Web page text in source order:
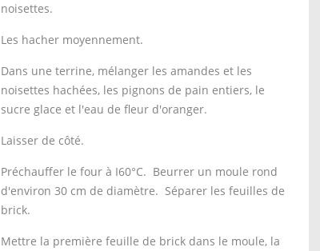
noisettes.
Les hacher moyennement.
Dans une terrine, mélanger les amandes et les
noisettes hachées, les pignons de pain entiers, le
sucre glace et l'eau de fleur d'oranger.
Laisser de côté.
Préchauffer le four à I60°C. Beurrer un moule rond
d'environ 30 cm de diamètre. Séparer les feuilles de
brick.
Mettre la première feuille de brick dans le moule, la